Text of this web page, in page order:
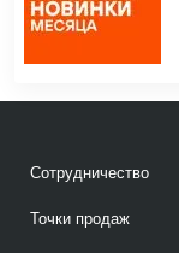
Сотрудничество
Точки продаж